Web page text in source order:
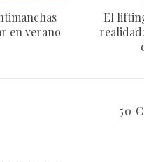
en verano
El
50